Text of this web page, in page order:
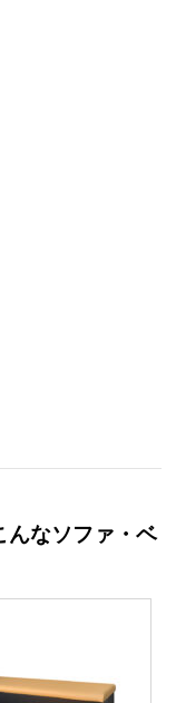
んなソファ・ベ